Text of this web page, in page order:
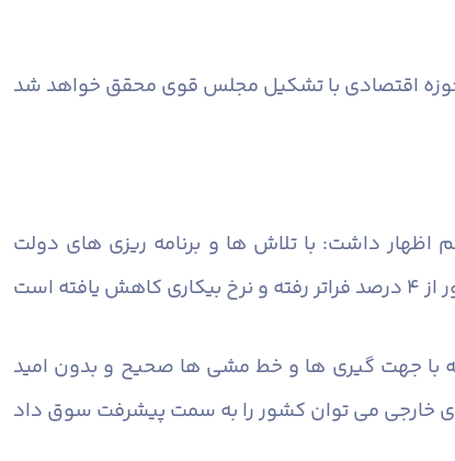
اقتصادی با تشکیل مجلس قوی محقق خواهد شد
اظهار داشت: با تلاش ها و برنامه ریزی های دولت
با جهت گیری ها و خط مشی ها صحیح و بدون امید